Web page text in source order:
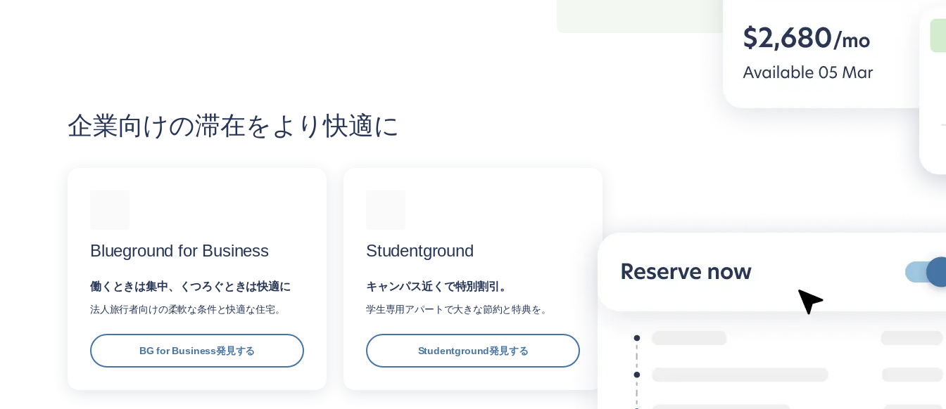
企業向けの滞在をより快適に
Blueground for Business
働くときは集中、くつろぐときは快適に
法人旅行者向けの柔軟な条件と快適な住宅。
BG for Business発見する
Studentground
キャンパス近くで特別割引。
学生専用アパートで大きな節約と特典を。
Studentground発見する